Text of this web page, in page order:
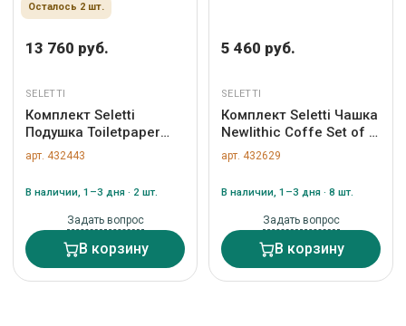
Осталось 2 шт.
13 760 руб.
SELETTI
Комплект Seletti
Подушка Toiletpaper
Kitten арт. 02320
арт. 432443
В наличии, 1–3 дня · 2 шт.
Задать вопрос
В корзину
5 460 руб.
SELETTI
Комплект Seletti Чашка
Newlithic Coffe Set of 2
арт. 10554
арт. 432629
В наличии, 1–3 дня · 8 шт.
Задать вопрос
В корзину